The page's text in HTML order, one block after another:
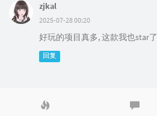
zjkal
2025-07-28 00:20
好玩的项目真多, 这款我也star了
回复